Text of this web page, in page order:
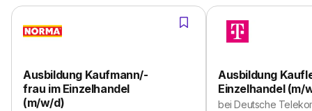
Ausbildung Kaufmann/-
frau im Einzelhandel
(m/w/d)
Ausbildung
Einzelhandel (m/
beiDeutsche